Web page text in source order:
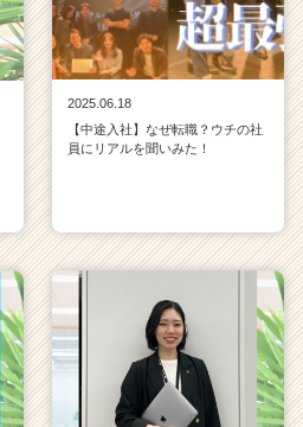
2025.06.18
【中途入社】なぜ転職？ウチの社
員にリアルを聞いみた！